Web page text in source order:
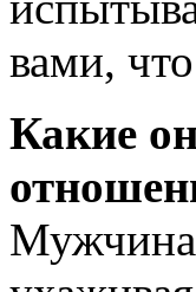
вами,
Какие
Мужчина,